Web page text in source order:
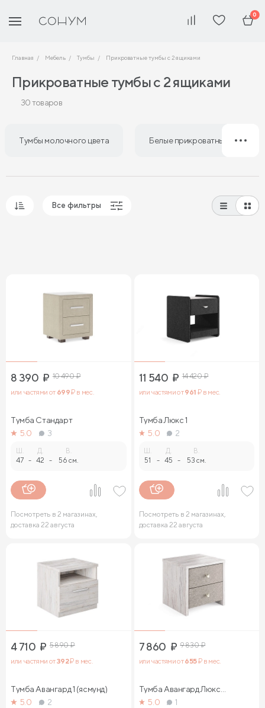
0
Главная Мебель Тумбы Прикроватные тумбы с 2 ящиками
Прикроватные тумбы с 2 ящиками
30 товаров
Тумбы молочного цвета Белые прикроватные тумбы
Все фильтры
8 390 ₽ 10 490₽
или частями от 699₽ в мес.
Тумба Стандарт
5.0
3
Ш.
47 -
Д.
42 -
В.
56 см.
Посмотреть в 2 магазинах,
доставка 22 августа
11 540 ₽ 14 420₽
или частями от961 ₽ в мес.
Тумба Люкс 1
5.0
2
Ш.
51 -
Д.
45 -
В.
53 см.
Посмотреть в 2 магазинах,
доставка 22 августа
4 710 ₽ 5 890₽
или частями от392₽ в мес.
Тумба Авангард 1 (ясмунд)
5.0
2
7 860 ₽ 9 830₽
или частями от655₽ в мес.
Тумба Авангард Люкс
(ясмунд)
5.0 1